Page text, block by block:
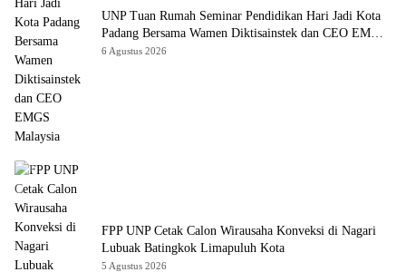
UNP Tuan Rumah Seminar Pendidikan Hari Jadi Kota
Padang Bersama Wamen Diktisainstek dan CEO EMGS
Malaysia
6 Agustus 2026
FPP UNP Cetak Calon Wirausaha Konveksi di Nagari
Lubuak Batingkok Limapuluh Kota
5 Agustus 2026